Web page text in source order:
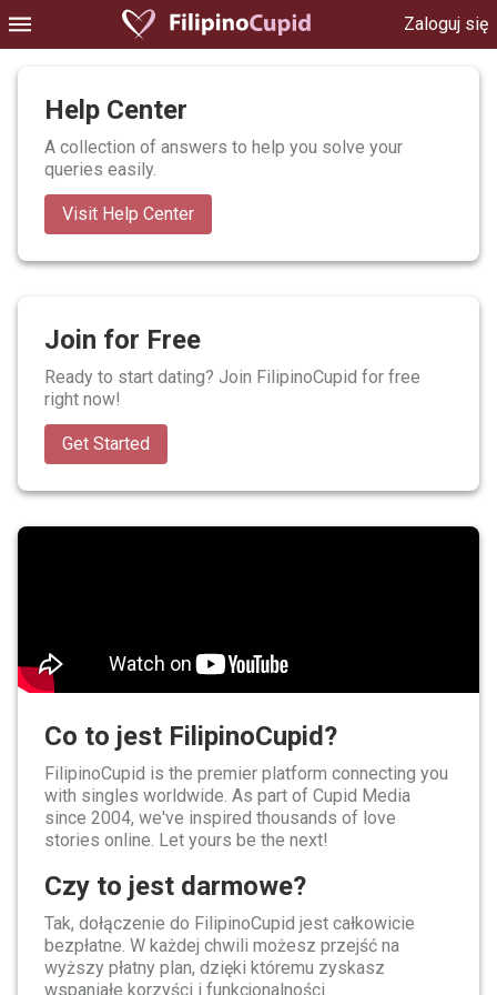
Zaloguj się
Help Center
A collection of answers to help you solve your
queries easily.
Visit Help Center
Join for Free
Ready to start dating? Join FilipinoCupid for free
right now!
Get Started
Co to jest FilipinoCupid?
FilipinoCupid is the premier platform connecting you
with singles worldwide. As part of Cupid Media
since 2004, we've inspired thousands of love
stories online. Let yours be the next!
Czy to jest darmowe?
Tak, dołączenie do FilipinoCupid jest całkowicie
bezpłatne. W każdej chwili możesz przejść na
wyższy płatny plan, dzięki któremu zyskasz
wspaniałe korzyści i funkcjonalności.